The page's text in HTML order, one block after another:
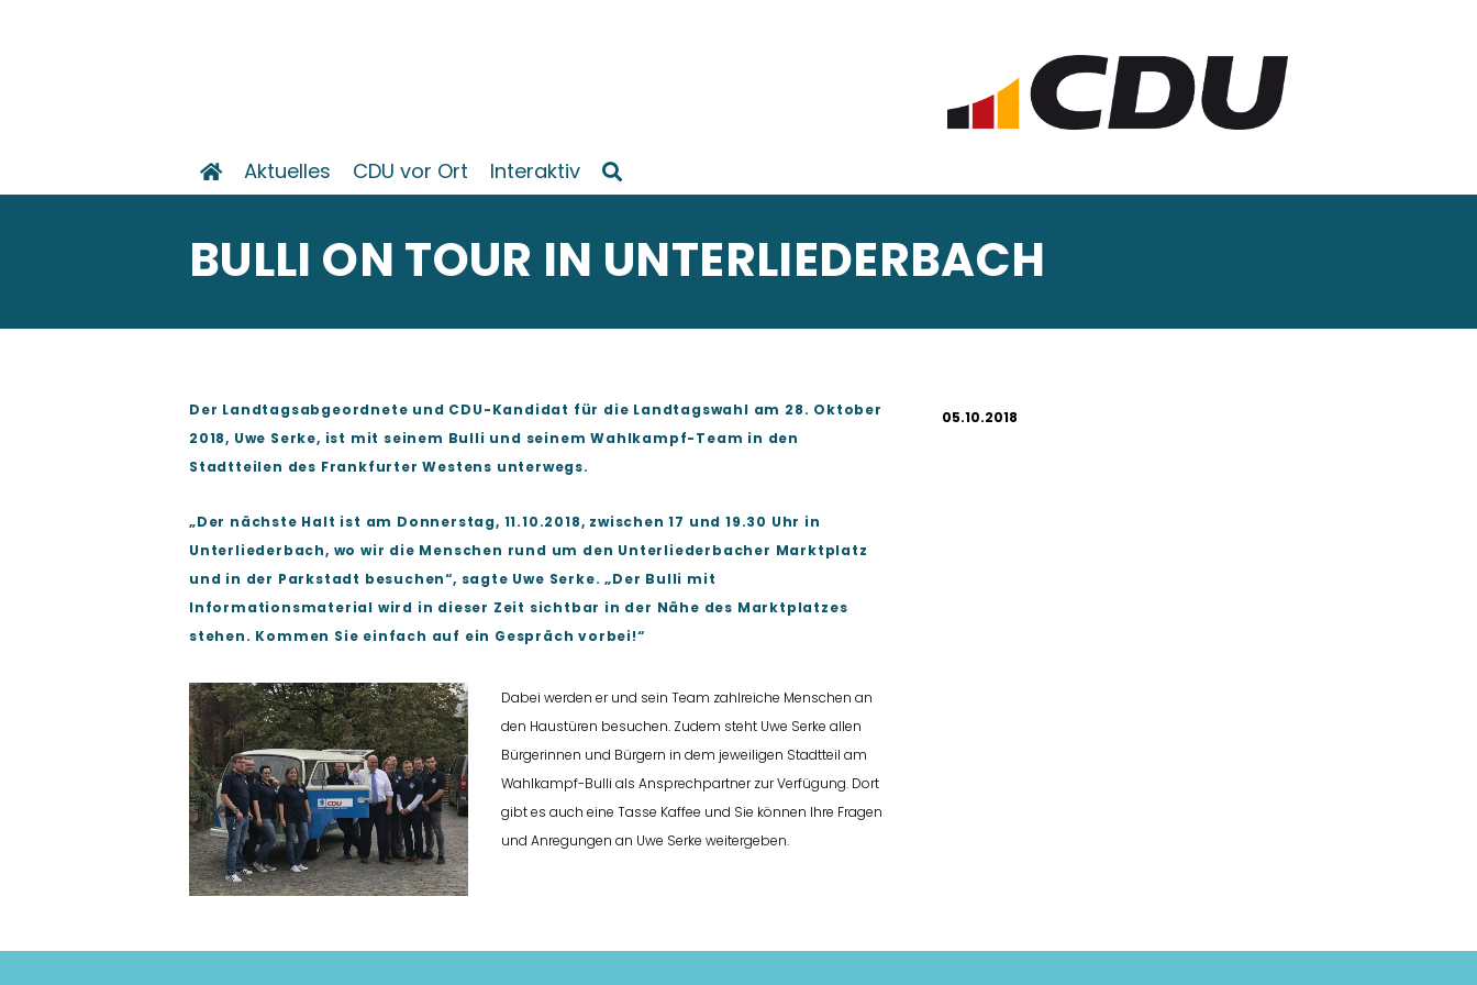
Aktuelles CDU vor Ort Interaktiv
BULLI ON TOUR IN UNTERLIEDERBACH
Der Landtagsabgeordnete und CDU-Kandidat für die Landtagswahl am 28. Oktober
2018, Uwe Serke, ist mit seinem Bulli und seinem Wahlkampf-Team in den
Stadtteilen des Frankfurter Westens unterwegs.
Der nächste Halt ist am Donnerstag, 11.10.2018, zwischen 17 und 19.30 Uhr in
Unterliederbach, wo wir die Menschen rund um den Unterliederbacher Marktplatz
und in der Parkstadt besuchen“, sagte Uwe Serke. „Der Bulli mit
Informationsmaterial wird in dieser Zeit sichtbar in der Nähe des Marktplatzes
stehen. Kommen Sie einfach auf ein Gespräch vorbei!“
Dabei werden er und sein Team zahlreiche Menschen an
den Haustüren besuchen. Zudem steht Uwe Serke allen
Bürgerinnen und Bürgern in dem jeweiligen Stadtteil am
Wahlkampf-Bulli als Ansprechpartner zur Verfügung. Dort
gibt es auch eine Tasse Kaffee und Sie können Ihre Fragen
und Anregungen an Uwe Serke weitergeben.
05.10.2018